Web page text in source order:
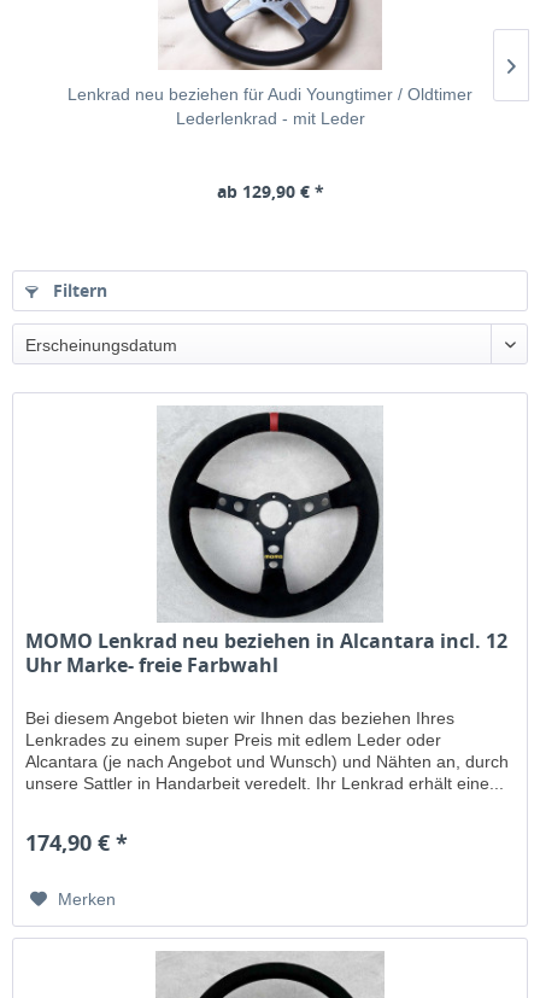
Lenkrad neu beziehen für Audi Youngtimer / Oldtimer
Lederlenkrad - mit Leder
ab 129,90 € *
Filtern
MOMO Lenkrad neu beziehen in Alcantara incl. 12
Uhr Marke- freie Farbwahl
Bei diesem Angebot bieten wir Ihnen das beziehen Ihres
Lenkrades zu einem super Preis mit edlem Leder oder
Alcantara (je nach Angebot und Wunsch) und Nähten an, durch
unsere Sattler in Handarbeit veredelt. Ihr Lenkrad erhält eine...
174,90 € *
Merken